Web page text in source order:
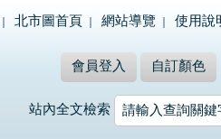
北市圖首頁 網站導覽 使用說
會員登入 自訂顏色
站內全文檢索